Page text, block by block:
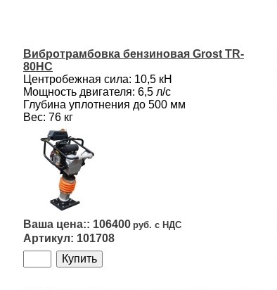
Вибротрамбовка бензиновая Grost TR-
80HC
Центробежная сила: 10,5 кН
Мощность двигателя: 6,5 л/с
Глубина уплотнения до 500 мм
Вес: 76 кг
106400
101708